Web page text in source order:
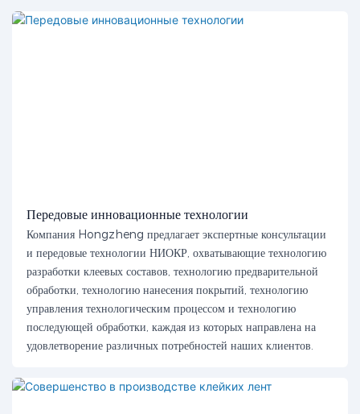
Передовые инновационные технологии
Компания Hongzheng предлагает экспертные консультации
и передовые технологии НИОКР, охватывающие технологию
разработки клеевых составов, технологию предварительной
обработки, технологию нанесения покрытий, технологию
управления технологическим процессом и технологию
последующей обработки, каждая из которых направлена ​​на
удовлетворение различных потребностей наших клиентов.